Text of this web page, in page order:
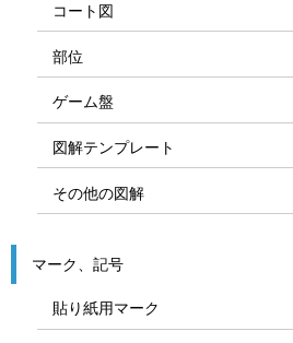
コート図
部位
ゲーム盤
図解テンプレート
その他の図解
マーク、記号
貼り紙用マーク